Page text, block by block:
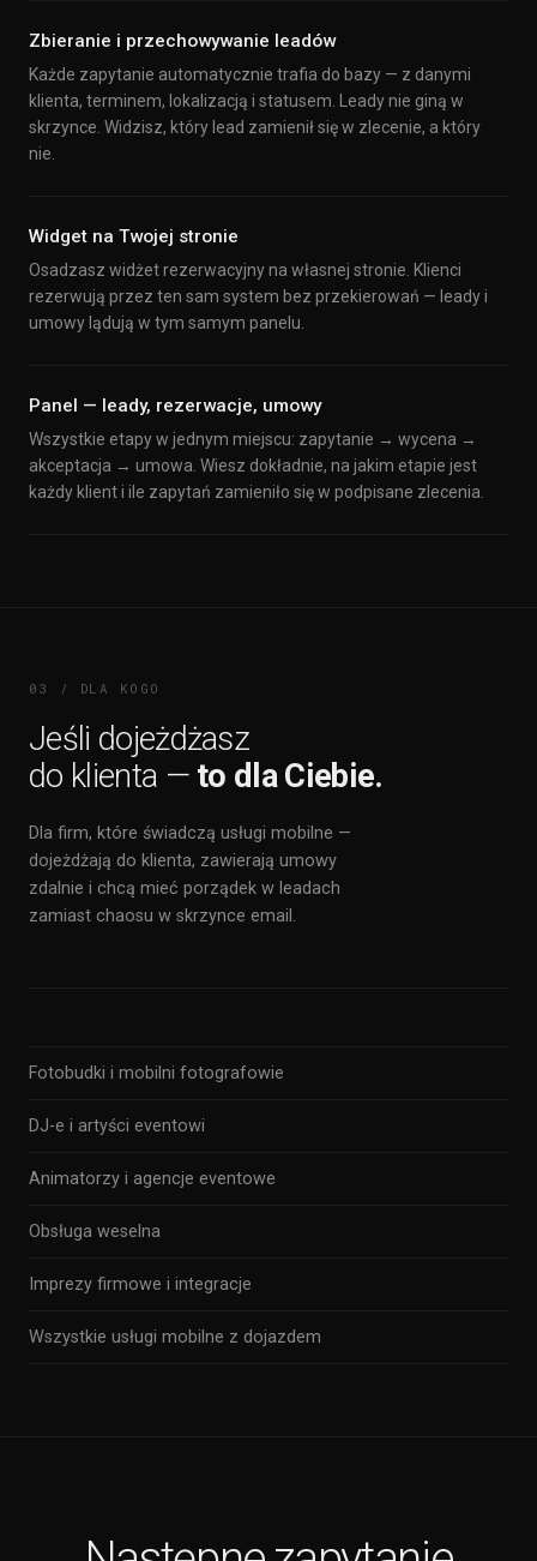
Zbieranie i przechowywanie leadów
Każde zapytanie automatycznie trafia do bazy — z danymi
klienta, terminem, lokalizacją i statusem. Leady nie giną w
skrzynce. Widzisz, który lead zamienił się w zlecenie, a który
nie.
Widget na Twojej stronie
Osadzasz widżet rezerwacyjny na własnej stronie. Klienci
rezerwują przez ten sam system bez przekierowań — leady i
umowy lądują w tym samym panelu.
Panel — leady, rezerwacje, umowy
Wszystkie etapy w jednym miejscu: zapytanie → wycena →
akceptacja → umowa. Wiesz dokładnie, na jakim etapie jest
każdy klient i ile zapytań zamieniło się w podpisane zlecenia.
03 / DLA KOGO
Jeśli dojeżdżasz
do klienta — to dla Ciebie.
Dla firm, które świadczą usługi mobilne —
dojeżdżają do klienta, zawierają umowy
zdalnie i chcą mieć porządek w leadach
zamiast chaosu w skrzynce email.
Fotobudki i mobilni fotografowie
DJ-e i artyści eventowi
Animatorzy i agencje eventowe
Obsługa weselna
Imprezy firmowe i integracje
Wszystkie usługi mobilne z dojazdem